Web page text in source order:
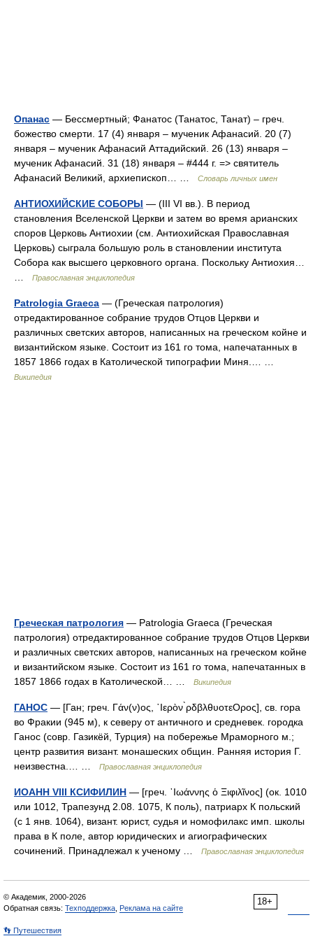
Опанас — Бессмертный; Фанатос (Танатос, Танат) – греч.
божество смерти. 17 (4) января – мученик Афанасий. 20 (7)
января – мученик Афанасий Аттадийский. 26 (13) января –
мученик Афанасий. 31 (18) января – #444 г. => святитель
Афанасий Великий, архиепископ… …
Словарь личных имен
АНТИОХИЙСКИЕ СОБОРЫ — (III VI вв.). В период
становления Вселенской Церкви и затем во время арианских
споров Церковь Антиохии (см. Антиохийская Православная
Церковь) сыграла большую роль в становлении института
Собора как высшего церковного органа. Поскольку Антиохия…
Православная энциклопедия
Patrologia Graeca — (Греческая патрология)
отредактированное собрание трудов Отцов Церкви и
различных светских авторов, написанных на греческом койне и
византийском языке. Состоит из 161 го тома, напечатанных в
1857 1866 годах в Католической типографии Миня.… …
Википедия
Греческая патрология — Patrologia Graeca (Греческая
патрология) отредактированное собрание трудов Отцов Церкви
и различных светских авторов, написанных на греческом койне
и византийском языке. Состоит из 161 го тома, напечатанных в
1857 1866 годах в Католической… …
Википедия
ГАНОС — [Ган; греч. Γάν(ν)ος, ῾Ιερὸν ̀ρδβλθυοτεΟρος], св. гора
во Фракии (945 м), к северу от античного и средневек. городка
Ганос (совр. Газикёй, Турция) на побережье Мраморного м.;
центр развития визант. монашеских общин. Ранняя история Г.
неизвестна.… …
Православная энциклопедия
ИОАНН VIII КСИФИЛИН — [греч. ᾿Ιωάννης ὁ Ξιφιλῖνος] (ок. 1010
или 1012, Трапезунд 2.08. 1075, К поль), патриарх К польский
(c 1 янв. 1064), визант. юрист, судья и номофилакс имп. школы
права в К поле, автор юридических и агиографических
сочинений. Принадлежал к ученому …
Православная энциклопедия
18+
© Академик, 2000-2026
Обратная связь: Техподдержка Реклама на сайте
👣 Путешествия